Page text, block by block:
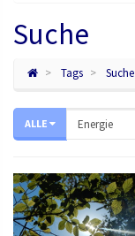
Suche
Tags Suche
ALLE